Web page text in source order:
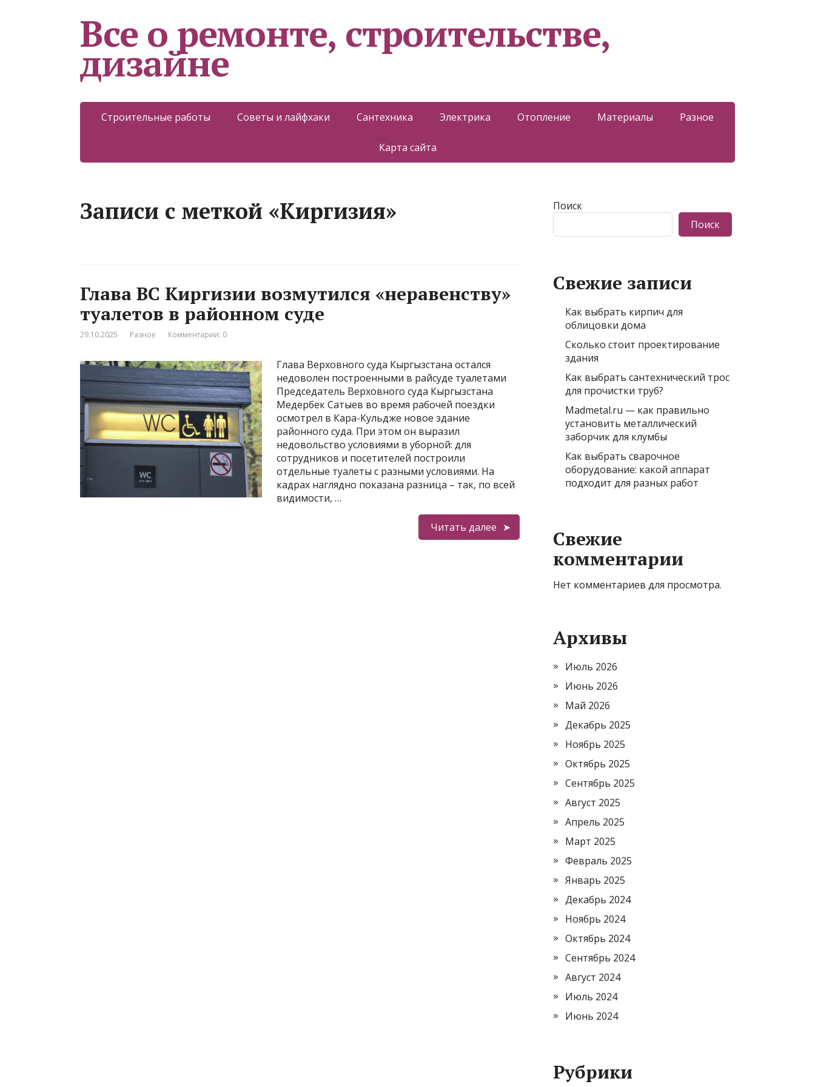
Все о ремонте, строительстве,
дизайне
Строительные работы Советы и лайфхаки Сантехника Электрика Отопление Материалы Разное
Карта сайта
Записи с меткой «Киргизия»
Глава ВС Киргизии возмутился «неравенству»
туалетов в районном суде
29.10.2025 Разное Комментарии: 0
Глава Верховного суда Кыргызстана остался
недоволен построенными в райсуде туалетами
Председатель Верховного суда Кыргызстана
Медербек Сатыев во время рабочей поездки
осмотрел в Кара-Кульдже новое здание
районного суда. При этом он выразил
недовольство условиями в уборной: для
сотрудников и посетителей построили
отдельные туалеты с разными условиями. На
кадрах наглядно показана разница – так, по всей
видимости, …
Читать далее
Поиск
Поиск
Свежие записи
Как выбрать кирпич для
облицовки дома
Сколько стоит проектирование
здания
Как выбрать сантехнический трос
для прочистки труб?
Madmetal.ru — как правильно
установить металлический
заборчик для клумбы
Как выбрать сварочное
оборудование: какой аппарат
подходит для разных работ
Свежие
комментарии
Нет комментариев для просмотра.
Архивы
Июль 2026
Июнь 2026
Май 2026
Декабрь 2025
Ноябрь 2025
Октябрь 2025
Сентябрь 2025
Август 2025
Апрель 2025
Март 2025
Февраль 2025
Январь 2025
Декабрь 2024
Ноябрь 2024
Октябрь 2024
Сентябрь 2024
Август 2024
Июль 2024
Июнь 2024
Рубрики